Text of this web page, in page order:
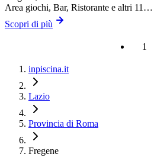
Area giochi, Bar, Ristorante e altri 11…
Scopri di più
1
inpiscina.it
Lazio
Provincia di Roma
Fregene